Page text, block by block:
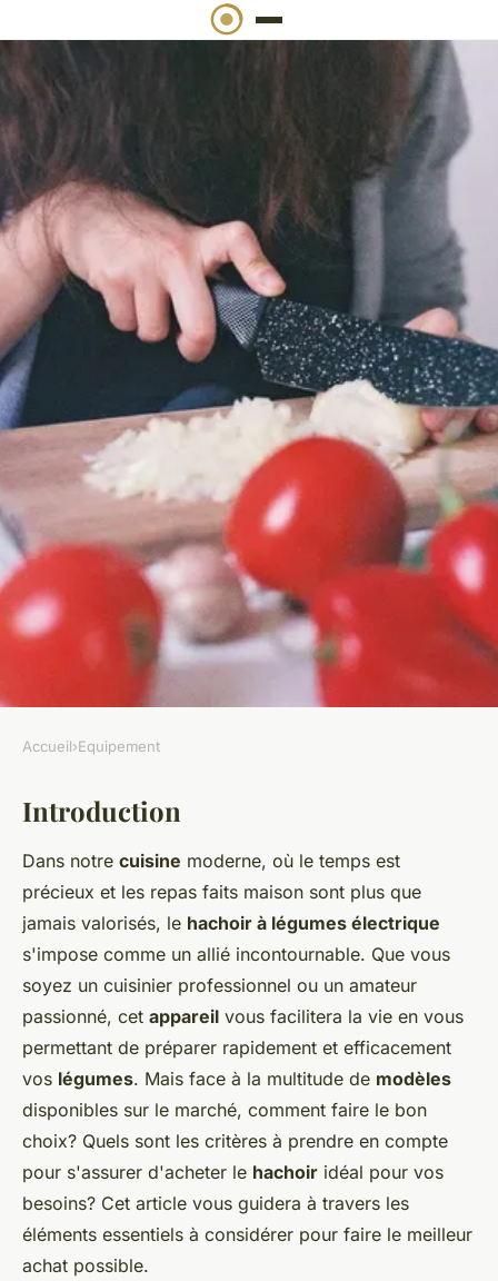
EQUIPEMENT
Quels sont les critères pour
sélectionner un hachoir à
légumes électrique pour des
préparations rapides?
24 mai 2024 5 min de lecture
Accueil›Equipement
Introduction
Dans notre cuisine moderne, où le temps est
précieux et les repas faits maison sont plus que
jamais valorisés, le hachoir à légumes électrique
s'impose comme un allié incontournable. Que vous
soyez un cuisinier professionnel ou un amateur
passionné, cet appareil vous facilitera la vie en vous
permettant de préparer rapidement et efficacement
vos légumes. Mais face à la multitude de modèles
disponibles sur le marché, comment faire le bon
choix? Quels sont les critères à prendre en compte
pour s'assurer d'acheter le hachoir idéal pour vos
besoins? Cet article vous guidera à travers les
éléments essentiels à considérer pour faire le meilleur
achat possible.